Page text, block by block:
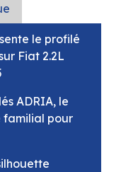
le profilé
Fiat 2.2L
ADRIA, le
familial pour